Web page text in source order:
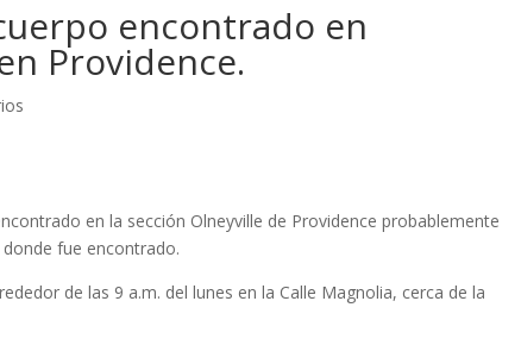
encontrado en
Providence.
en la sección Olneyville de Providence probablemente
fue encontrado.
de las 9 a.m. del lunes en la Calle Magnolia, cerca de la